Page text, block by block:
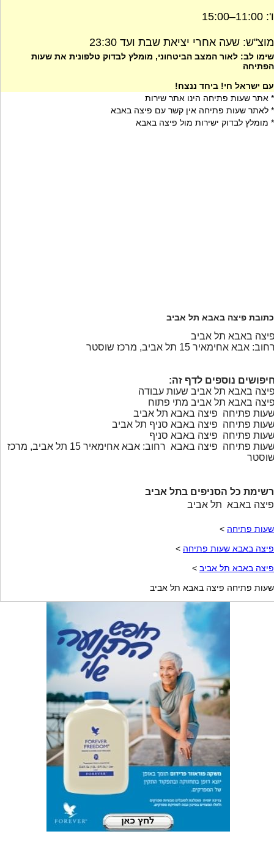
ו': 11:00–15:00
מוצ"ש: שעה אחרי יציאת שבת ועד 23:30
שימו לב: לאור המצב הביטחוני, מומלץ לבדוק טלפונית את שעות
הפתיחה
עם ישראל חי! ביחד ננצח!
* אתר שעות פתיחה הינו אתר שירות
* לאתר שעות פתיחה אין קשר עם פיצה באבא
* מומלץ לבדוק ישירות מול פיצה באבא
כתובת פיצה באבא תל אביב
באבא תל אביב
אבא אחימאיר 15 תל אביב, מרכז שוסטר
נוספים לדף זה:
באבא תל אביב שעות עבודה
באבא תל אביב מתי פתוח
פתיחה פיצה באבא תל אביב
פתיחה פיצה באבא סניף תל אביב
פתיחה פיצה באבא סניף
שעות פתיחה פיצה באבא רחוב: אבא אחימאיר 15 תל אביב, מרכז
רשימת כל הסניפים בתל אביב
פיצה באבא תל אביב
שעות פתיחה >
פיצה באבא שעות פתיחה >
פיצה באבא תל אביב >
שעות פתיחה פיצה באבא תל אביב